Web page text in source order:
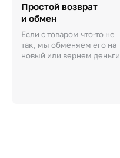
Простой возврат
и обмен
Если с товаром что-то не
так, мы обменяем его на
новый или вернем деньги